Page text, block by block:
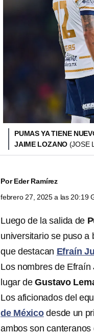
PUMAS YA TIENE
JAIME LOZANO (JOSE
PorEder Ramírez
febrero 27, 2025 a las 20:19
Luego de la salida de
universitario se puso a
que destacan Efraín
Los nombres de Efraín
lugar deGustavo
Los aficionados del
de Méxicodesde un
ambos son canteranos